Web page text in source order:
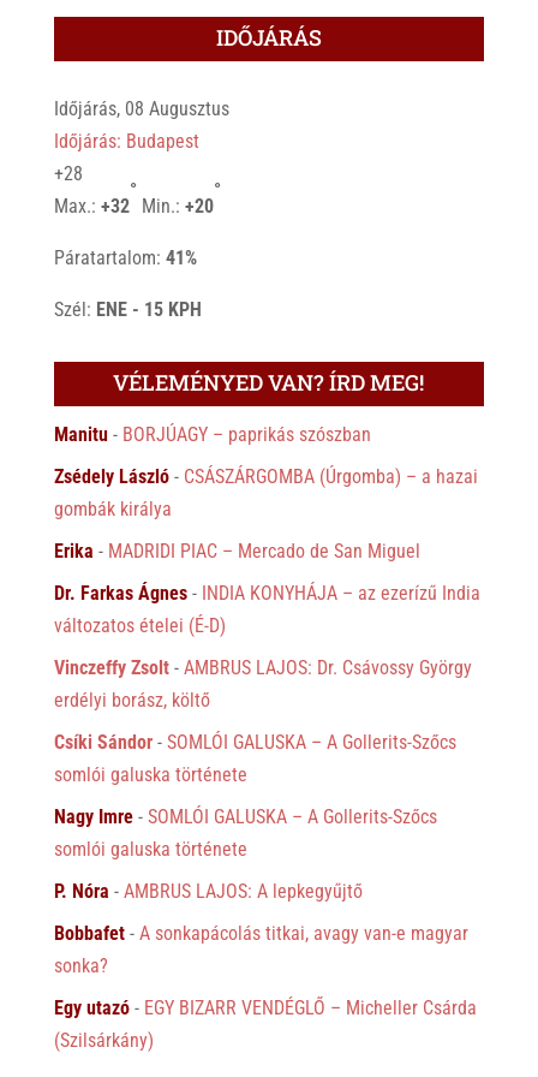
IDŐJÁRÁS
Időjárás, 08 Augusztus
Időjárás: Budapest
+28
Max.: +32
°
Min.: +20
°
Páratartalom: 41%
Szél: ENE - 15 KPH
VÉLEMÉNYED VAN? ÍRD MEG!
Manitu- BORJÚAGY – paprikás szószban
Zsédely László- CSÁSZÁRGOMBA (Úrgomba) – a hazai
gombák királya
Erika - MADRIDI PIAC – Mercado de San Miguel
Dr. Farkas Ágnes- INDIA KONYHÁJA – az ezerízű India
változatos ételei (É-D)
Vinczeffy Zsolt- AMBRUS LAJOS: Dr. Csávossy György
erdélyi borász, költő
Csíki Sándor- SOMLÓI GALUSKA – A Gollerits-Szőcs
somlói galuska története
Nagy Imre- SOMLÓI GALUSKA – A Gollerits-Szőcs
somlói galuska története
P. Nóra - AMBRUS LAJOS: A lepkegyűjtő
Bobbafet- A sonkapácolás titkai, avagy van-e magyar
sonka?
Egy utazó- EGY BIZARR VENDÉGLŐ – Micheller Csárda
(Szilsárkány)